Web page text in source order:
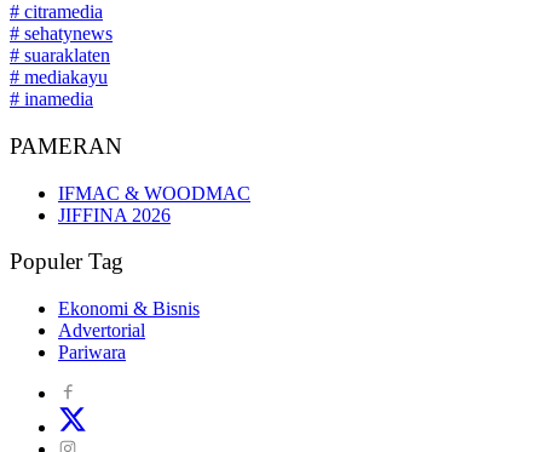
# citramedia
# sehatynews
# suaraklaten
# mediakayu
# inamedia
PAMERAN
IFMAC & WOODMAC
JIFFINA 2026
Populer Tag
Ekonomi & Bisnis
Advertorial
Pariwara